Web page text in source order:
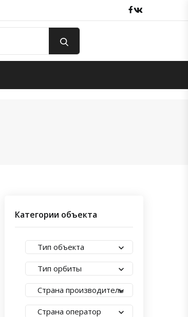
Facebook
Категории объекта
Тип объекта
Тип орбиты
Страна производитель
Страна оператор